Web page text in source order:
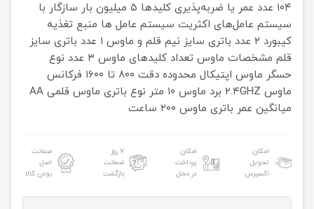
۱۰۴ عدد
عمر یا ضربه‌پذیری کلیدها ۵ میلیون بار
سازگار با
سیستم‌ عامل‌های اکثریت سیستم عامل ها منبع تغذیه
کیبورد ۲ عدد باتری سایز نیم قلم و ماوس ۱ عدد باتری سایز
قلم مشخصات ماوس تعداد کلیدهای ماوس ۳ عدد
نوع
حسگر ماوس اپتیکال محدوده دقت ۸۰۰ تا ۱۶۰۰
فرکانس
ماوس ۲.۴GHZ برد ماوس ۱۰ متر نوع باتری ماوس قلمی AA
میانگین عمر باتری ماوس ۲۰۰ ساعت
امکان
تحویل
اکسپرس
امکان
پرداخت
در محل
۷ روز
ضمانت
بازگشت
ضمانت
اصل
بودن کالا